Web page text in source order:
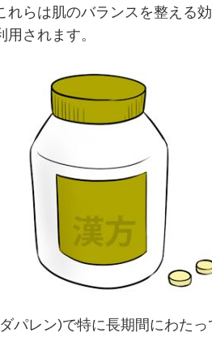
れらは肌のバランスを整える
されます。
パレン)で特に長期間にわた